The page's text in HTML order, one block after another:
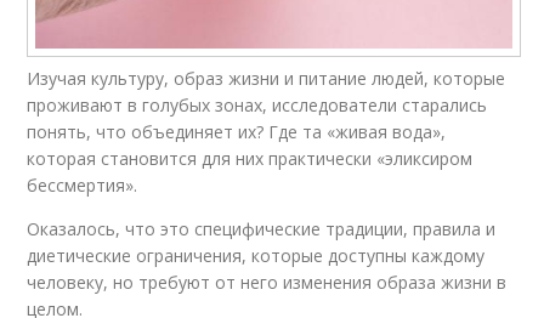
Изучая культуру, образ жизни и питание людей, которые
проживают в голубых зонах, исследователи старались
понять, что объединяет их? Где та «живая вода»,
которая становится для них практически «эликсиром
бессмертия».
Оказалось, что это специфические традиции, правила и
диетические ограничения, которые доступны каждому
человеку, но требуют от него изменения образа жизни в
целом.